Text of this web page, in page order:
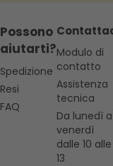
Possono
aiutarti?
Spedizione
Resi
FAQ
Modulo di
contatto
Assistenza
tecnica
Da lunedì a
venerdì
dalle 10 alle
13